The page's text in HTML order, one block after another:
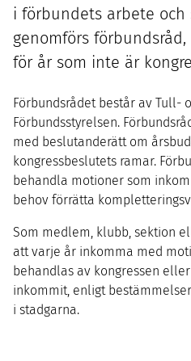
i förbundets arbete
genomförs
för år som inte är
Förbundsrådet består av Tull-
Förbundsstyrelsen.
med beslutanderätt om
kongressbeslutets ramar.
behandla motioner som
behov förrätta
Som medlem, klubb, sektion
att varje år inkomma med
behandlas av kongressen
inkommit, enligt
i stadgarna.